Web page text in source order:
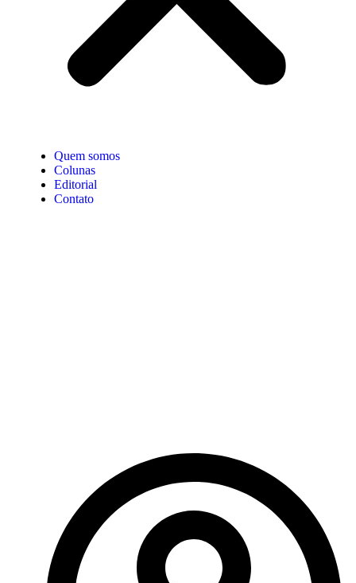
Quem somos
Colunas
Editorial
Contato